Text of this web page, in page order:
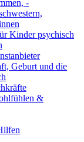
-
Kinder psychisch
Geburt und die
&